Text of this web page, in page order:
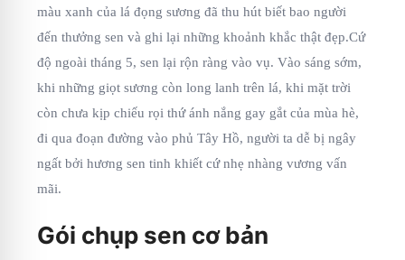
màu xanh của lá đọng sương đã thu hút biết bao người
đến thưởng sen và ghi lại những khoảnh khắc thật đẹp.Cứ
độ ngoài tháng 5, sen lại rộn ràng vào vụ. Vào sáng sớm,
khi những giọt sương còn long lanh trên lá, khi mặt trời
còn chưa kịp chiếu rọi thứ ánh nắng gay gắt của mùa hè,
đi qua đoạn đường vào phủ Tây Hồ, người ta dễ bị ngây
ngất bởi hương sen tinh khiết cứ nhẹ nhàng vương vấn
mãi.
Gói chụp sen cơ bản